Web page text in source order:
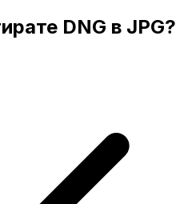
DNG в JPG?